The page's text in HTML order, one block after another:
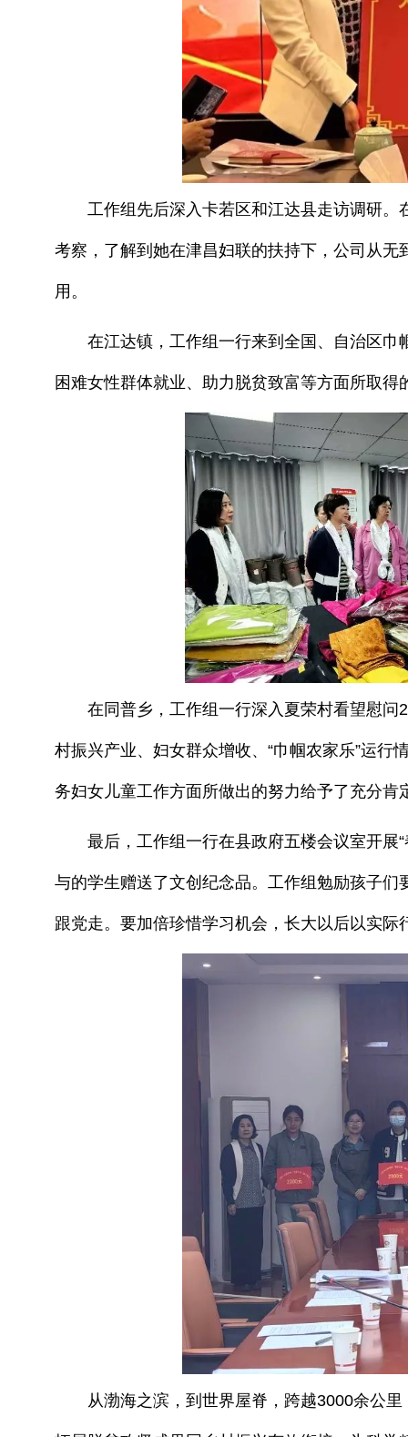
工作组先后深入卡若区和江达县走访调研。
考察，了解到她在津昌妇联的扶持下，公司从
用。
在江达镇，工作组一行来到全国、自治区巾
困难女性群体就业、助力脱贫致富等方面所取
在同普乡，工作组一行深入夏荣村看望慰问2
村振兴产业、妇女群众增收、“巾帼农家乐”运行
务妇女儿童工作方面所做出的努力给予了充分肯
最后，工作组一行在县政府五楼会议室开展“
与的学生赠送了文创纪念品。工作组勉励孩子
跟党走。要加倍珍惜学习机会，长大以后以实
从渤海之滨，到世界屋脊，跨越3000余公里